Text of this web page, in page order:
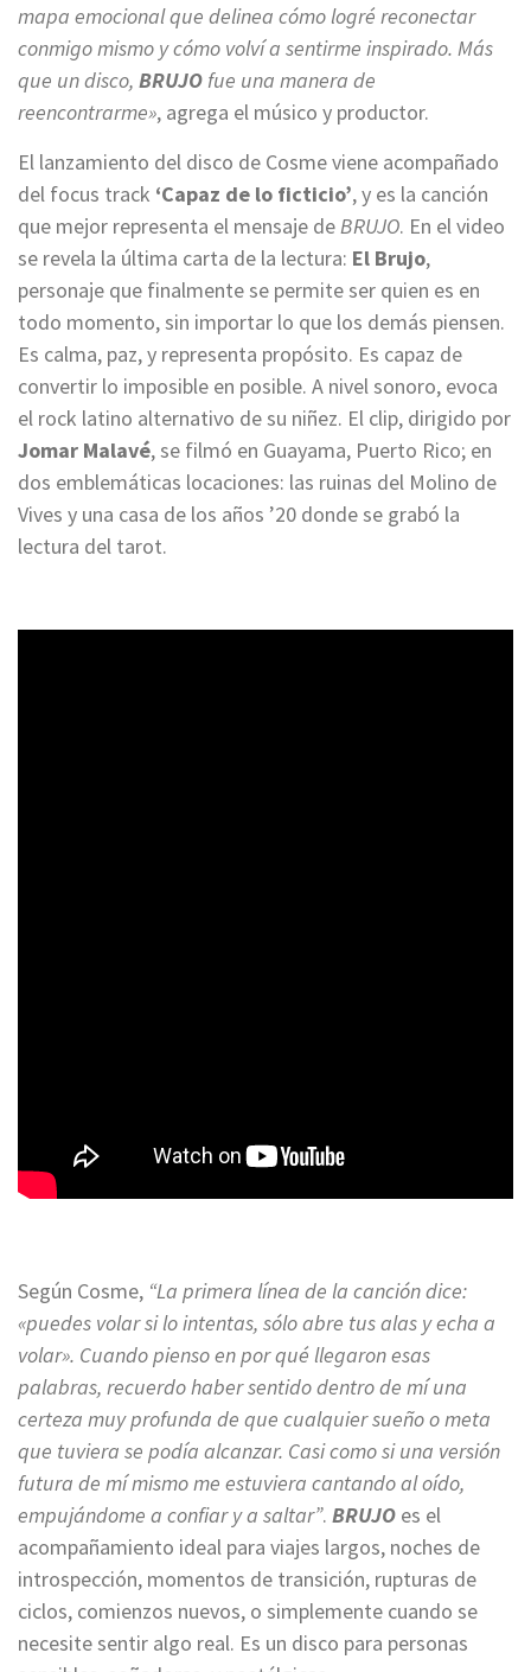
mapa emocional que delinea cómo logré reconectar
conmigo mismo y cómo volví a sentirme inspirado. Más
que un disco, BRUJO fue una manera de
reencontrarme», agrega el músico y productor.
El lanzamiento del disco de Cosme viene acompañado
del focus track ‘Capaz de lo ficticio’, y es la canción
que mejor representa el mensaje deBRUJO. En el video
se revela la última carta de la lectura: El Brujo,
personaje que finalmente se permite ser quien es en
todo momento, sin importar lo que los demás piensen.
Es calma, paz, y representa propósito. Es capaz de
convertir lo imposible en posible. A nivel sonoro, evoca
el rock latino alternativo de su niñez. El clip, dirigido por
Jomar Malavé, se filmó en Guayama, Puerto Rico; en
dos emblemáticas locaciones: las ruinas del Molino de
Vives y una casa de los años ’20 donde se grabó la
lectura del tarot.
Según Cosme, “La primera línea de la canción dice:
«puedes volar si lo intentas, sólo abre tus alas y echa a
volar». Cuando pienso en por qué llegaron esas
palabras, recuerdo haber sentido dentro de mí una
certeza muy profunda de que cualquier sueño o meta
que tuviera se podía alcanzar. Casi como si una versión
futura de mí mismo me estuviera cantando al oído,
empujándome a confiar y a saltar”. BRUJO es el
acompañamiento ideal para viajes largos, noches de
introspección, momentos de transición, rupturas de
ciclos, comienzos nuevos, o simplemente cuando se
necesite sentir algo real. Es un disco para personas